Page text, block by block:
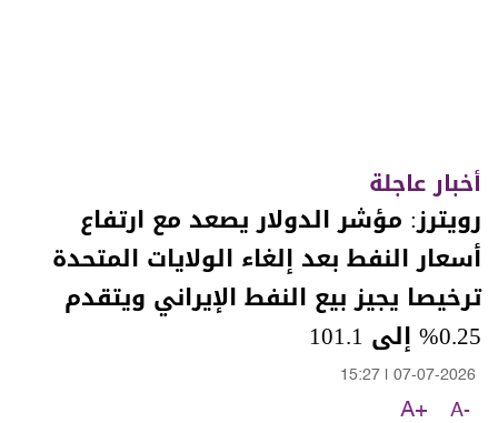
أخبار عاجلة
رويترز: مؤشر الدولار يصعد مع ارتفاع
أسعار النفط بعد إلغاء الولايات المتحدة
ترخيصا يجيز بيع النفط الإيراني ويتقدم
0.25% إلى 101.1
07-07-2026
15:27
A-
A+